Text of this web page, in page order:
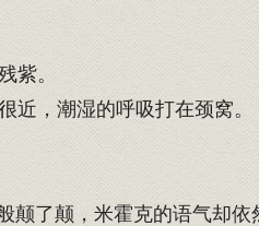
紫。
，潮湿的呼吸打在颈窝。
了颠，米霍克的语气却依